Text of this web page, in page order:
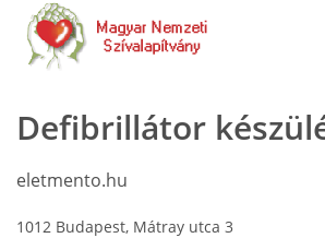
Defibrillátor
eletmento.hu
1012 Budapest, Mátray utca 3